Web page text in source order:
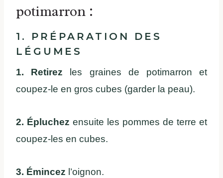
potimarron :
1. PRÉPARATION DES
LÉGUMES
1. Retirez les graines de potimarron et
coupez-le en gros cubes (garder la peau).
2. Épluchez ensuite les pommes de terre et
coupez-les en cubes.
3. Émincez l’oignon.